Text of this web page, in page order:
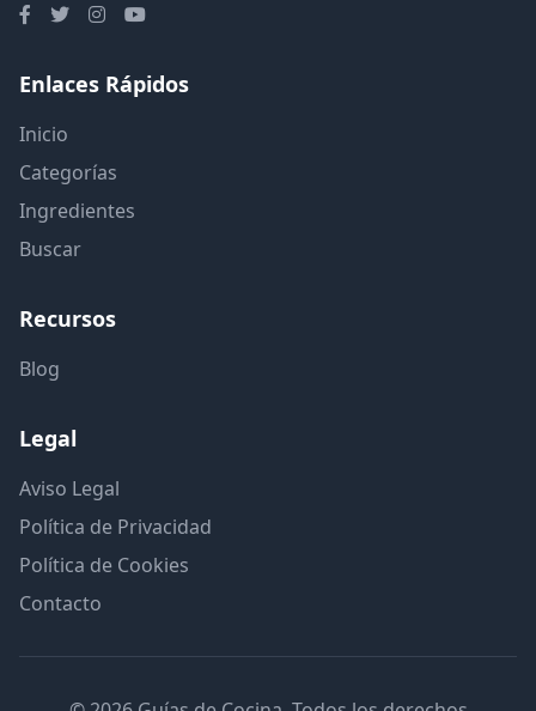
Enlaces Rápidos
Inicio
Categorías
Ingredientes
Buscar
Recursos
Blog
Legal
Aviso Legal
Política de Privacidad
Política de Cookies
Contacto